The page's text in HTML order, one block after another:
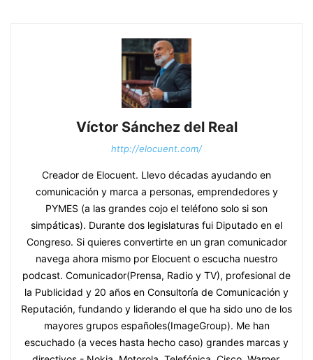
Víctor Sánchez del Real
http://elocuent.com/
Creador de Elocuent. Llevo décadas ayudando en
comunicación y marca a personas, emprendedores y
PYMES (a las grandes cojo el teléfono solo si son
simpáticas). Durante dos legislaturas fui Diputado en el
Congreso. Si quieres convertirte en un gran comunicador
navega ahora mismo por Elocuent o escucha nuestro
podcast. Comunicador(Prensa, Radio y TV), profesional de
la Publicidad y 20 años en Consultoría de Comunicación y
Reputación, fundando y liderando el que ha sido uno de los
mayores grupos españoles(ImageGroup). Me han
escuchado (a veces hasta hecho caso) grandes marcas y